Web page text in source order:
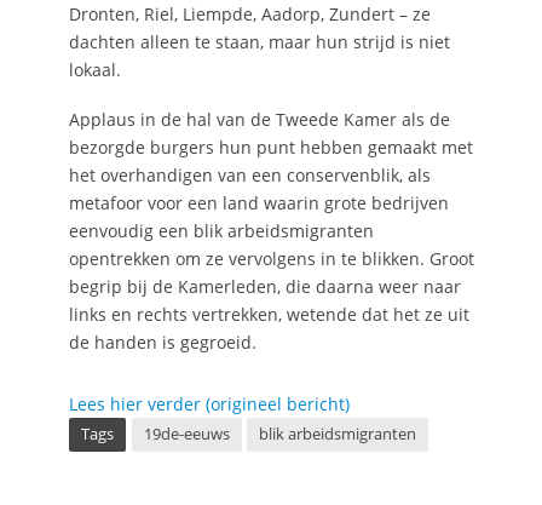
Dronten, Riel, Liempde, Aadorp, Zundert – ze
dachten alleen te staan, maar hun strijd is niet
lokaal.
Applaus in de hal van de Tweede Kamer als de
bezorgde burgers hun punt hebben gemaakt met
het overhandigen van een conservenblik, als
metafoor voor een land waarin grote bedrijven
eenvoudig een blik arbeidsmigranten
opentrekken om ze vervolgens in te blikken. Groot
begrip bij de Kamerleden, die daarna weer naar
links en rechts vertrekken, wetende dat het ze uit
de handen is gegroeid.
Lees hier verder (origineel bericht)
Tags 19de-eeuws blik arbeidsmigranten